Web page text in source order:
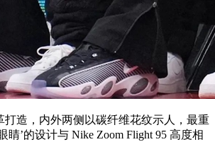
造，内外两侧以碳纤维花纹示人，最重
睛’的设计与 Nike Zoom Flight 95 高度相